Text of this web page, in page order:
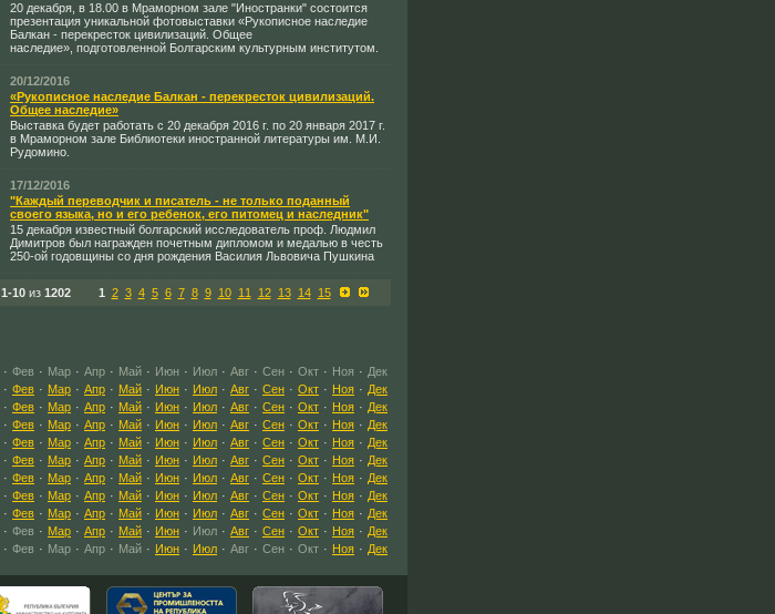
20 декабря, в 18.00 в Мраморном зале "Иностранки" состоится
презентация уникальной фотовыставки «Рукописное наследие
Балкан - перекресток цивилизаций. Общее
наследие», подготовленной Болгарским культурным институтом.
20/12/2016
«Рукописное наследие Балкан - перекресток цивилизаций.
Общее наследие»
Выставка будет работать с 20 декабря 2016 г. по 20 января 2017 г.
в Мраморном зале Библиотеки иностранной литературы им. М.И.
Рудомино.
17/12/2016
"Каждый переводчик и писатель - не только поданный
своего языка, но и его ребенок, его питомец и наследник"
15 декабря известный болгарский исследователь проф. Людмил
Димитров был награжден почетным дипломом и медалью в честь
250-ой годовщины со дня рождения Василия Львовича Пушкина
1-10 из 1202 1 2 3 4 5 6 7 8 9 10 11 12 13 14 15
· Фев · Мар · Апр · Май · Июн · Июл · Авг · Сен · Окт · Ноя · Дек
· Фев · Мар · Апр · Май · Июн · Июл · Авг · Сен · Окт · Ноя · Дек
· Фев · Мар · Апр · Май · Июн · Июл · Авг · Сен · Окт · Ноя · Дек
· Фев · Мар · Апр · Май · Июн · Июл · Авг · Сен · Окт · Ноя · Дек
· Фев · Мар · Апр · Май · Июн · Июл · Авг · Сен · Окт · Ноя · Дек
· Фев · Мар · Апр · Май · Июн · Июл · Авг · Сен · Окт · Ноя · Дек
· Фев · Мар · Апр · Май · Июн · Июл · Авг · Сен · Окт · Ноя · Дек
· Фев · Мар · Апр · Май · Июн · Июл · Авг · Сен · Окт · Ноя · Дек
· Фев · Мар · Апр · Май · Июн · Июл · Авг · Сен · Окт · Ноя · Дек
· Фев · Мар · Апр · Май · Июн · Июл · Авг · Сен · Окт · Ноя · Дек
· Фев · Мар · Апр · Май · Июн · Июл · Авг · Сен · Окт · Ноя · Дек